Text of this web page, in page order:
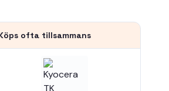
ofta tillsammans